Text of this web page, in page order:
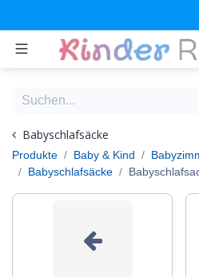
Babyschlafsäcke
Produkte
Baby & Kind
Babyschlafsäcke